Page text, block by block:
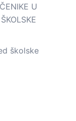
U
školske